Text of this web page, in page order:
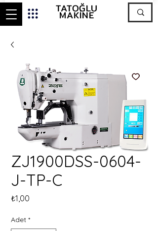
TATOĞLU
MAKİNE
ZJ1900DSS-0604-
J-TP-C
₺1,00
Adet *